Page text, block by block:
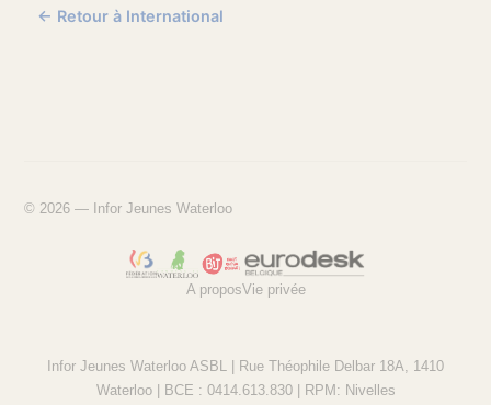
← Retour à International
© 2026 — Infor Jeunes Waterloo
A proposVie privée
Infor Jeunes Waterloo ASBL | Rue Théophile Delbar 18A, 1410
Waterloo | BCE : 0414.613.830 | RPM: Nivelles